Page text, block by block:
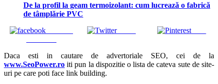
De la profil la geam termoizolant: cum lucrează o fabrică
de tâmplărie PVC
Tweet Save
Daca esti in cautare de advertoriale SEO, cei de la
www.SeoPower.ro iti pun la dispozitie o lista de cateva sute de site-
uri pe care poti face link building.